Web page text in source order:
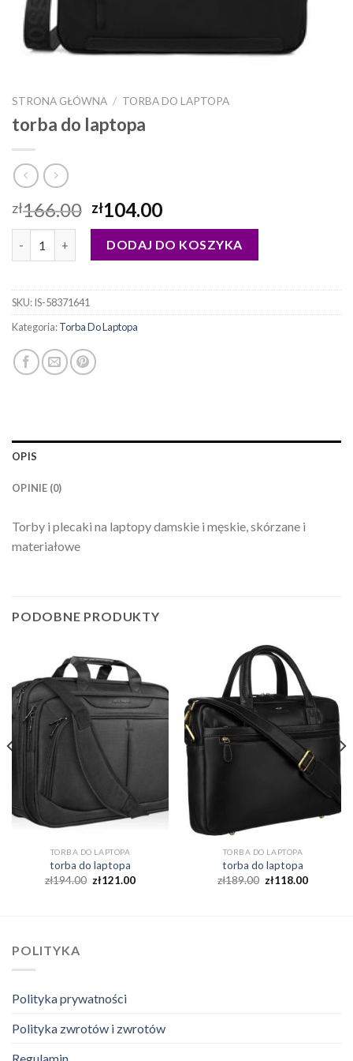
STRONA GŁÓWNA / TORBA DO LAPTOPA
torba do laptopa
zł166.00 zł104.00
ilość torba do laptopaDODAJ DO KOSZYKA
SKU:IS-58371641
Kategoria:Torba Do Laptopa
OPIS
OPINIE (0)
Torby i plecaki na laptopy damskie i męskie, skórzane i
materiałowe
PODOBNE PRODUKTY
TORBA DO LAPTOPA
torba do laptopa
zł194.00 zł121.00
TORBA DO LAPTOPA
torba do laptopa
zł189.00 zł118.00
POLITYKA
Polityka prywatności
Polityka zwrotów i zwrotów